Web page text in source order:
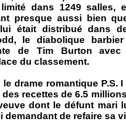
dans 1249 salles,
presque aussi bien
était distribué dans
le diabolique
de Tim Burton
du classement.
drame romantique P.S.
recettes de 6.5
dont le défunt mari
demandant de refaire sa